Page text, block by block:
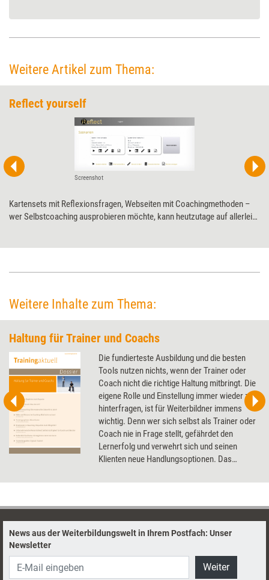
Weitere Artikel zum Thema:
Reflect yourself
Screenshot
Kartensets mit Reflexionsfragen, Webseiten mit Coachingmethoden –
wer Selbstcoaching ausprobieren möchte, kann heutzutage auf allerlei
Weitere Inhalte zum Thema:
Haltung für Trainer und Coachs
Die fundierteste Ausbildung und die besten
Tools nutzen nichts, wenn der Trainer oder
Coach nicht die richtige Haltung mitbringt. Die
eigene Rolle und Einstellung immer wieder zu
hinterfragen, ist für Weiterbildner immens
wichtig. Denn wer sich selbst als Trainer oder
Coach nie in Frage stellt, gefährdet den
Lernerfolg und verwehrt sich und seinen
Klienten neue Handlungsoptionen. Das
Weiterbildnern reflektieren.
News aus der Weiterbildungswelt in Ihrem Postfach: Unser
Newsletter
Weiter